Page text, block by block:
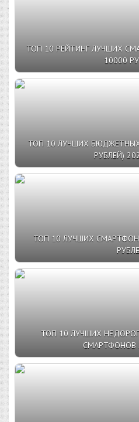
ТОП 10 РЕЙТИНГ ЛУЧШИХ
10000
ТОП 10 ЛУЧШИХ
РУБЛЕЙ)
ТОП 10 ЛУЧШИХ
ТОП 10 ЛУЧШИХ
СМАРТФОНОВ